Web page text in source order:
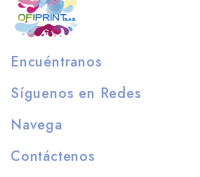
Encuéntranos
Síguenos en Redes
Navega
Contáctenos